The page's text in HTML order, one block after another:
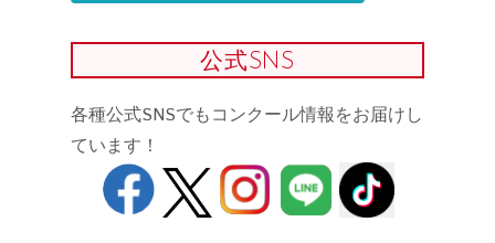
公式SNS
各種公式SNSでもコンクール情報をお届けし
ています！